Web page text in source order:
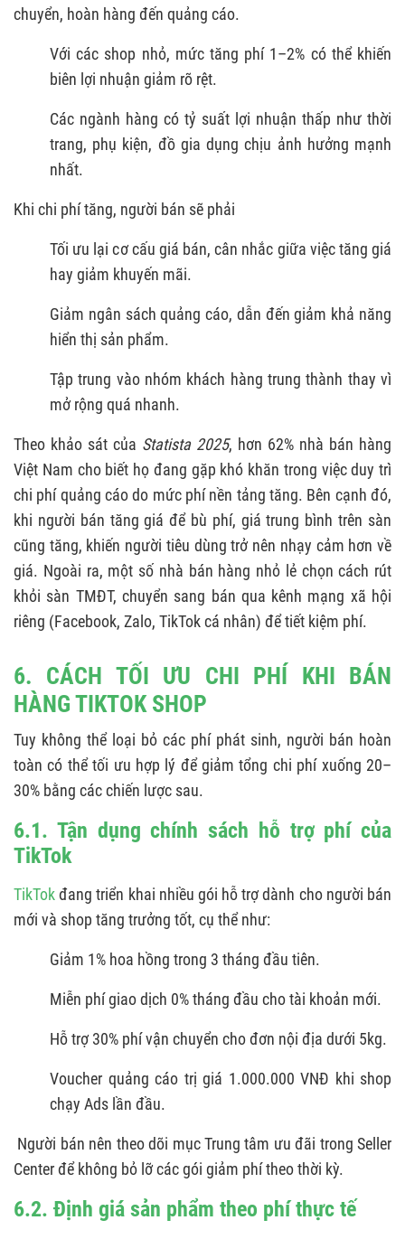
chuyển, hoàn hàng đến quảng cáo.
Với các shop nhỏ, mức tăng phí 1–2% có thể khiến
biên lợi nhuận giảm rõ rệt.
Các ngành hàng có tỷ suất lợi nhuận thấp như thời
trang, phụ kiện, đồ gia dụng chịu ảnh hưởng mạnh
nhất.
Khi chi phí tăng, người bán sẽ phải
Tối ưu lại cơ cấu giá bán, cân nhắc giữa việc tăng giá
hay giảm khuyến mãi.
Giảm ngân sách quảng cáo, dẫn đến giảm khả năng
hiển thị sản phẩm.
Tập trung vào nhóm khách hàng trung thành thay vì
mở rộng quá nhanh.
Theo khảo sát của Statista 2025, hơn 62% nhà bán hàng
Việt Nam cho biết họ đang gặp khó khăn trong việc duy trì
chi phí quảng cáo do mức phí nền tảng tăng. Bên cạnh đó,
khi người bán tăng giá để bù phí, giá trung bình trên sàn
cũng tăng, khiến người tiêu dùng trở nên nhạy cảm hơn về
giá. Ngoài ra, một số nhà bán hàng nhỏ lẻ chọn cách rút
khỏi sàn TMĐT, chuyển sang bán qua kênh mạng xã hội
riêng (Facebook, Zalo, TikTok cá nhân) để tiết kiệm phí.
6. CÁCH TỐI ƯU CHI PHÍ KHI BÁN
HÀNG TIKTOK SHOP
Tuy không thể loại bỏ các phí phát sinh, người bán hoàn
toàn có thể tối ưu hợp lý để giảm tổng chi phí xuống 20–
30% bằng các chiến lược sau.
6.1. Tận dụng chính sách hỗ trợ phí của
TikTok
TikTokđang triển khai nhiều gói hỗ trợ dành cho người bán
mới và shop tăng trưởng tốt, cụ thể như:
Giảm 1% hoa hồng trong 3 tháng đầu tiên.
Miễn phí giao dịch 0% tháng đầu cho tài khoản mới.
Hỗ trợ 30% phí vận chuyển cho đơn nội địa dưới 5kg.
Voucher quảng cáo trị giá 1.000.000 VNĐ khi shop
chạy Ads lần đầu.
Người bán nên theo dõi mục Trung tâm ưu đãi trong Seller
Center để không bỏ lỡ các gói giảm phí theo thời kỳ.
6.2. Định giá sản phẩm theo phí thực tế